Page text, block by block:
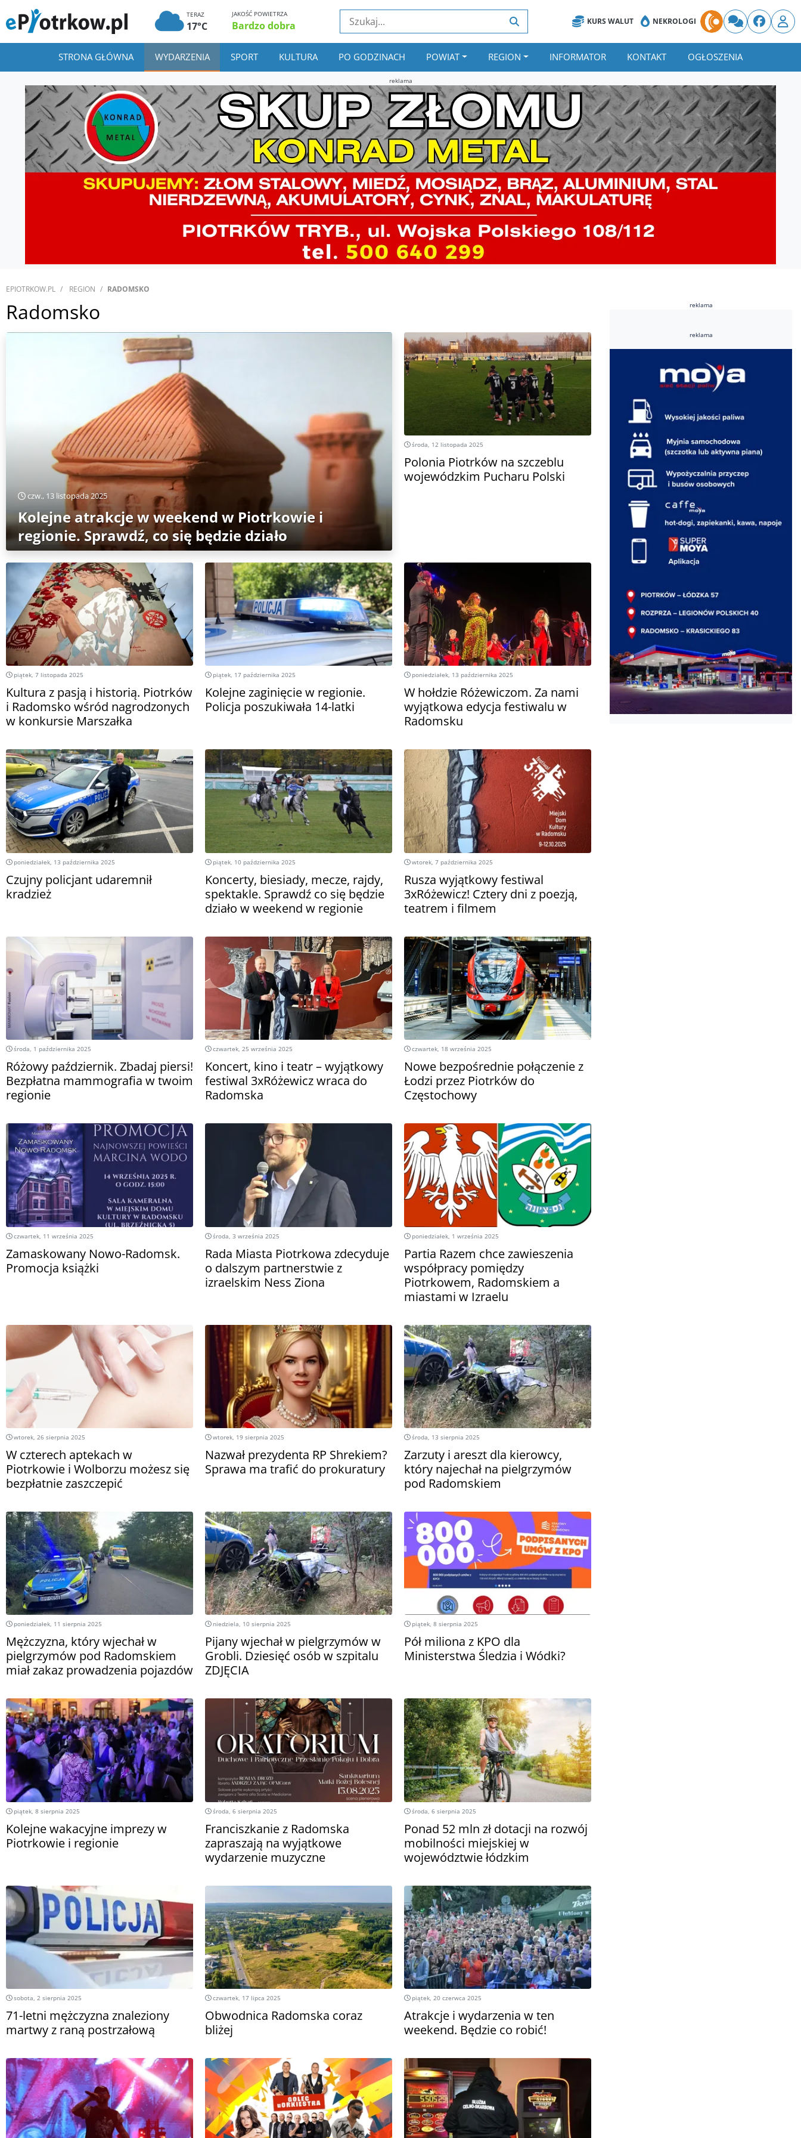
TERAZ
17°C
JAKOŚĆ POWIETRZA
Bardzo dobra KURS WALUT NEKROLOGI
STRONA GŁÓWNA WYDARZENIA SPORT KULTURA PO GODZINACH POWIAT REGION INFORMATOR KONTAKT OGŁOSZENIA
reklama
EPIOTRKOW.PL REGION RADOMSKO
Radomsko
czw., 13 listopada 2025
Kolejne atrakcje w weekend w Piotrkowie i
regionie. Sprawdź, co się będzie działo
środa, 12 listopada 2025
Polonia Piotrków na szczeblu
wojewódzkim Pucharu Polski
piątek, 7 listopada 2025
Kultura z pasją i historią. Piotrków
i Radomsko wśród nagrodzonych
w konkursie Marszałka
piątek, 17 października 2025
Kolejne zaginięcie w regionie.
Policja poszukiwała 14-latki
poniedziałek, 13 października 2025
W hołdzie Różewiczom. Za nami
wyjątkowa edycja festiwalu w
Radomsku
poniedziałek, 13 października 2025
Czujny policjant udaremnił
kradzież
piątek, 10 października 2025
Koncerty, biesiady, mecze, rajdy,
spektakle. Sprawdź co się będzie
działo w weekend w regionie
wtorek, 7 października 2025
Rusza wyjątkowy festiwal
3xRóżewicz! Cztery dni z poezją,
teatrem i filmem
środa, 1 października 2025
Różowy październik. Zbadaj piersi!
Bezpłatna mammografia w twoim
regionie
czwartek, 25 września 2025
Koncert, kino i teatr – wyjątkowy
festiwal 3xRóżewicz wraca do
Radomska
czwartek, 18 września 2025
Nowe bezpośrednie połączenie z
Łodzi przez Piotrków do
Częstochowy
czwartek, 11 września 2025
Zamaskowany Nowo-Radomsk.
Promocja książki
środa, 3 września 2025
Rada Miasta Piotrkowa zdecyduje
o dalszym partnerstwie z
izraelskim Ness Ziona
poniedziałek, 1 września 2025
Partia Razem chce zawieszenia
współpracy pomiędzy
Piotrkowem, Radomskiem a
miastami w Izraelu
wtorek, 26 sierpnia 2025
W czterech aptekach w
Piotrkowie i Wolborzu możesz się
bezpłatnie zaszczepić
wtorek, 19 sierpnia 2025
Nazwał prezydenta RP Shrekiem?
Sprawa ma trafić do prokuratury
środa, 13 sierpnia 2025
Zarzuty i areszt dla kierowcy,
który najechał na pielgrzymów
pod Radomskiem
poniedziałek, 11 sierpnia 2025
Mężczyzna, który wjechał w
pielgrzymów pod Radomskiem
miał zakaz prowadzenia pojazdów
niedziela, 10 sierpnia 2025
Pijany wjechał w pielgrzymów w
Grobli. Dziesięć osób w szpitalu
ZDJĘCIA
piątek, 8 sierpnia 2025
Pół miliona z KPO dla
Ministerstwa Śledzia i Wódki?
piątek, 8 sierpnia 2025
Kolejne wakacyjne imprezy w
Piotrkowie i regionie
środa, 6 sierpnia 2025
Franciszkanie z Radomska
zapraszają na wyjątkowe
wydarzenie muzyczne
środa, 6 sierpnia 2025
Ponad 52 mln zł dotacji na rozwój
mobilności miejskiej w
województwie łódzkim
sobota, 2 sierpnia 2025
71-letni mężczyzna znaleziony
martwy z raną postrzałową
czwartek, 17 lipca 2025
Obwodnica Radomska coraz
bliżej
piątek, 20 czerwca 2025
Atrakcje i wydarzenia w ten
weekend. Będzie co robić!
reklama
reklama